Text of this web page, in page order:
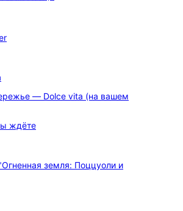
— Dolce vita (на вашем
ждёте